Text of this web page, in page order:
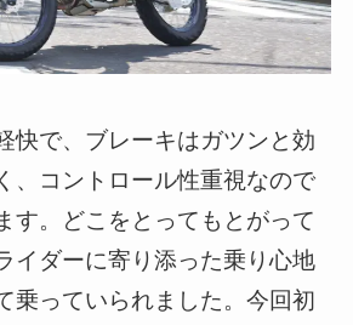
快で、ブレーキはガツンと効
、コントロール性重視なので
す。どこをとってもとがって
イダーに寄り添った乗り心地
乗っていられました。今回初